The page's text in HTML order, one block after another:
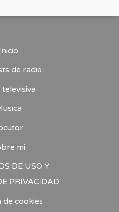
Inicio
de radio
televisiva
mi
DE USO Y
PRIVACIDAD
de cookies